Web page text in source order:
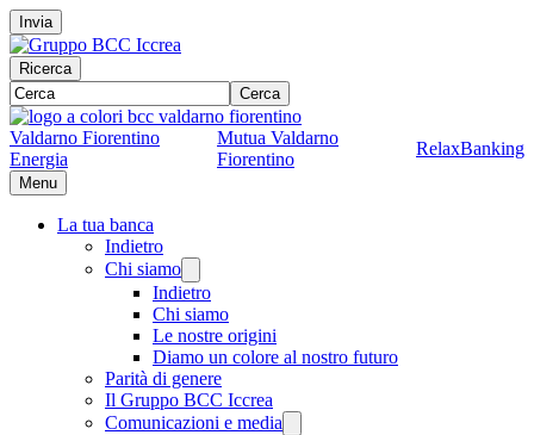
Invia
Ricerca
Cerca
Valdarno Fiorentino
Energia
Mutua Valdarno
Fiorentino
RelaxBanking
Menu
La tua banca
Indietro
Chi siamo
Indietro
Chi siamo
Le nostre origini
Diamo un colore al nostro futuro
Parità di genere
Il Gruppo BCC Iccrea
Comunicazioni e media